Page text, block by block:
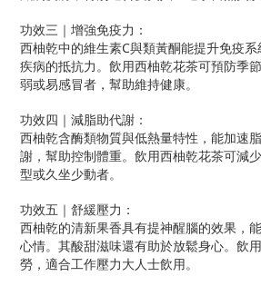
功效三｜增強免疫力：
西柚乾中的維生素C與類黃酮能提升免疫
疾病的抵抗力。飲用西柚乾花茶可預防季
弱或易感冒者，幫助維持健康。
功效四｜減脂助代謝：
西柚乾含酶類物質與低熱量特性，能加速
謝，幫助控制體重。飲用西柚乾花茶可減
型或久坐少動者。
功效五｜舒緩壓力：
西柚乾的清新果香具有提神醒腦的效果，
心情。其酸甜滋味還有助於放鬆身心。飲
勞，適合工作壓力大人士飲用。